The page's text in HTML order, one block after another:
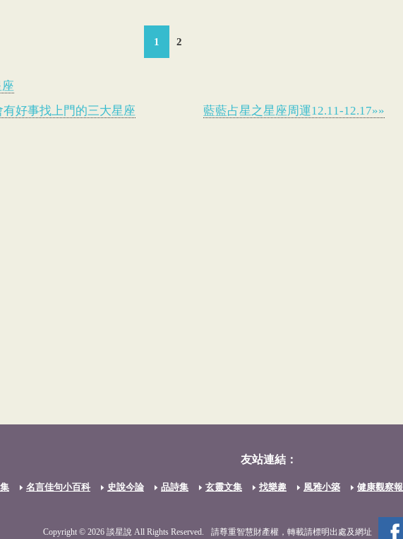
1 2
有好事找上門的三大星座
藍藍占星之星座周運12.11-12.17»»
友站連結：
名言佳句小百科 史說今論 品詩集 玄靈文集 找樂趣 風雅小築 健康觀察報
Copyright © 2026 談星說 All Rights Reserved. 請尊重智慧財產權，轉載請標明出處及網址